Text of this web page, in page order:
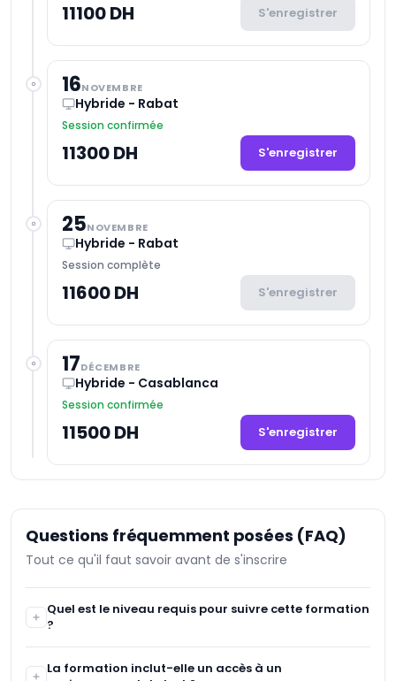
11100 DH S'enregistrer
16NOVEMBRE
Hybride - Rabat
Session confirmée
11300 DH S'enregistrer
25NOVEMBRE
Hybride - Rabat
Session complète
11600 DH S'enregistrer
17DÉCEMBRE
Hybride - Casablanca
Session confirmée
11500 DH S'enregistrer
Questions fréquemment posées (FAQ)
Tout ce qu'il faut savoir avant de s'inscrire
Quel est le niveau requis pour suivre cette formation
?
une compréhension fondamentale des conteneurs et de
La formation inclut-elle un accès à un